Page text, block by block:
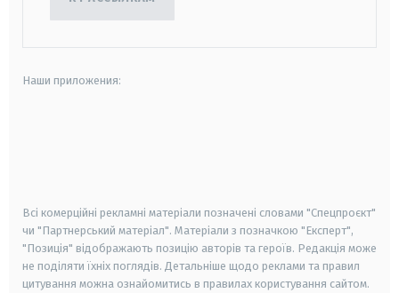
Наши приложения:
Всі комерційні рекламні матеріали позначені словами "Спецпроєкт"
чи "Партнерський матеріал". Матеріали з позначкою "Експерт",
"Позиція" відображають позицію авторів та героїв. Редакція може
не поділяти їхніх поглядів. Детальніше щодо реклами та правил
цитування можна ознайомитись в правилах користування сайтом.